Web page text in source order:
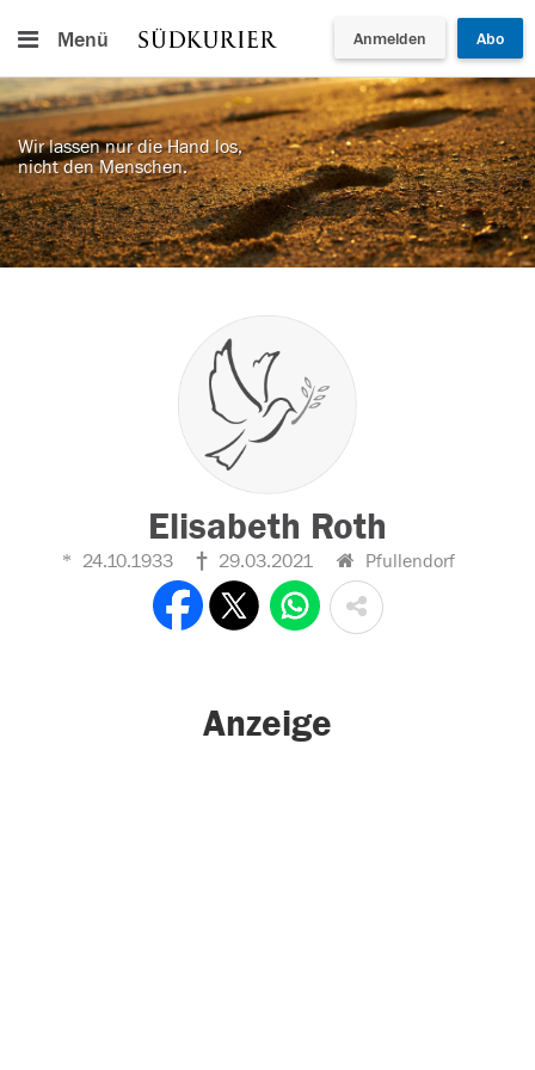
Menü Anmelden Abo
Wir lassen nur die Hand los,
nicht den Menschen.
Elisabeth Roth
24.10.1933 29.03.2021 Pfullendorf
Anzeige